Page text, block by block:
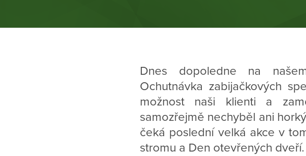
Dnes dopoledne na
Ochutnávka zabijačkových
možnost naši klienti a
samozřejmě nechyběl ani
čeká poslední velká akce v
stromu a Den otevřených